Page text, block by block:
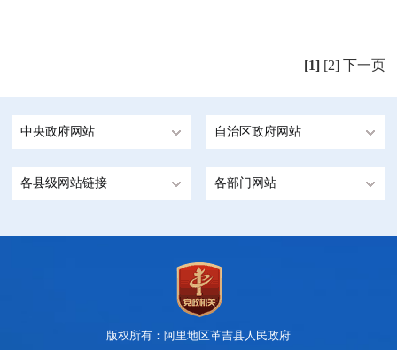
[1] [2] 下一页
中央政府网站 自治区政府网站
各县级网站链接 各部门网站
版权所有：阿里地区革吉县人民政府